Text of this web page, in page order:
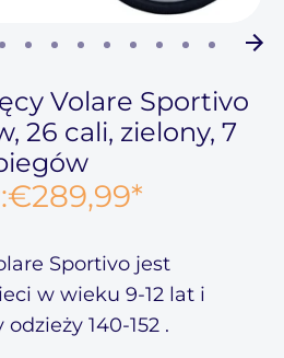
Volare Sportivo
26 cali, zielony, 7
€289,99*
Sportivo jest
w wieku 9-12 lat i
odzieży 140-152 .